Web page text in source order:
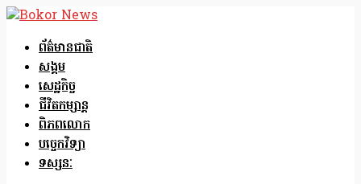
ព័ត៌មានជាតិ
សង្គម
សេដ្ឋកិច្ច
ជីវិតកម្សាន្ត
ពិភពលោក
បច្ចេកវិទ្យា
ទស្សនៈ